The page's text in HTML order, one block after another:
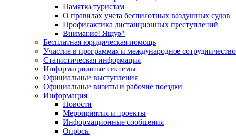
Памятка туристам
О правилах учета беспилотных воздушных судов
Профилактика дистанционных преступлений
Внимание! Ящур"
Бесплатная юридическая помощь
Участие в программах и международное сотрудничество
Статистическая информация
Информационные системы
Официальные выступления
Официальные визиты и рабочие поездки
Информация
Новости
Мероприятия и проекты
Информационные сообщения
Опросы